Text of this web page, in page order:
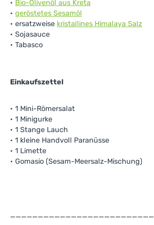
• Bio-Olivenöl aus Kreta
• geröstetes Sesamöl
• ersatzweise kristallines Himalaya Salz
• Sojasauce
• Tabasco
Einkaufszettel
• 1 Mini-Römersalat
• 1 Minigurke
• 1 Stange Lauch
• 1 kleine Handvoll Paranüsse
• 1 Limette
• Gomasio (Sesam-Meersalz-Mischung)